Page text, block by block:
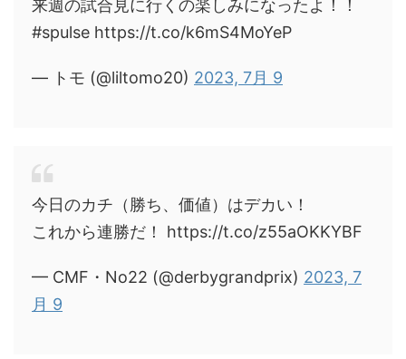
来週の試合見に行くの楽しみになったよ！！
#spulse https://t.co/k6mS4MoYeP
— トモ (@liltomo20) 2023, 7月 9
今日のカチ（勝ち、価値）はデカい！
これから連勝だ！ https://t.co/z55aOKKYBF
— CMF・No22 (@derbygrandprix) 2023, 7
月 9